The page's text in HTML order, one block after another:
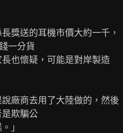
獎送的耳機市價大約一千，
一分貨
也懷疑，可能是對岸製造
廠商去用了大陸做的，然後
欺騙公
」